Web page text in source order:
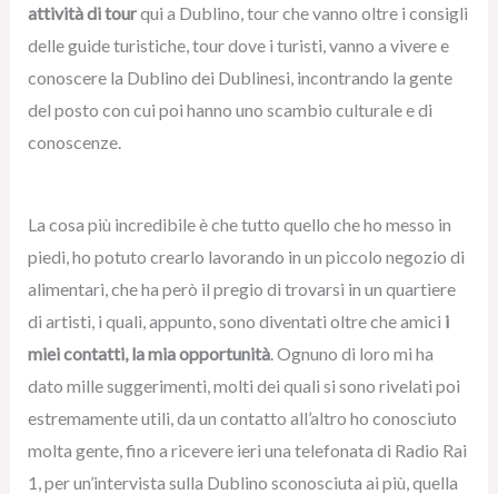
attività di tourqui a Dublino, tour che vanno oltre i consigli
delle guide turistiche, tour dove i turisti, vanno a vivere e
conoscere la Dublino dei Dublinesi, incontrando la gente
del posto con cui poi hanno uno scambio culturale e di
conoscenze.
La cosa più incredibile è che tutto quello che ho messo in
piedi, ho potuto crearlo lavorando in un piccolo negozio di
alimentari, che ha però il pregio di trovarsi in un quartiere
di artisti, i quali, appunto, sono diventati oltre che amici i
miei contatti, la mia opportunità. Ognuno di loro mi ha
dato mille suggerimenti, molti dei quali si sono rivelati poi
estremamente utili, da un contatto all’altro ho conosciuto
molta gente, fino a ricevere ieri una telefonata di Radio Rai
1, per un’intervista sulla Dublino sconosciuta ai più, quella